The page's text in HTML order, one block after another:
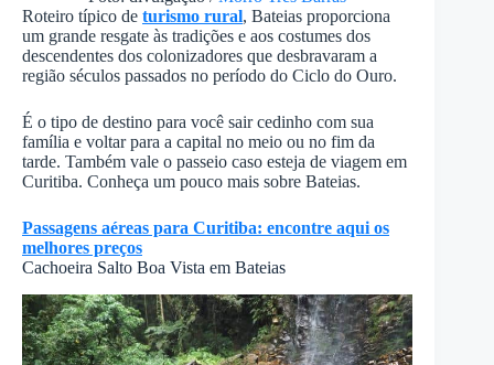
Roteiro típico de turismo rural, Bateias proporciona
um grande resgate às tradições e aos costumes dos
descendentes dos colonizadores que desbravaram a
região séculos passados no período do Ciclo do Ouro.
É o tipo de destino para você sair cedinho com sua
família e voltar para a capital no meio ou no fim da
tarde. Também vale o passeio caso esteja de viagem em
Curitiba. Conheça um pouco mais sobre Bateias.
Passagens aéreas para Curitiba: encontre aqui os
melhores preços
Cachoeira Salto Boa Vista em Bateias